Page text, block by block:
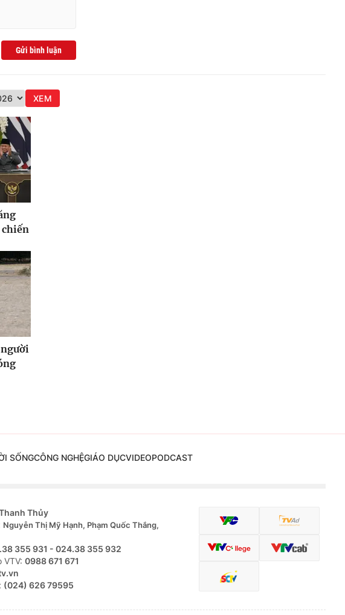
Gửi bình luận
XEM
chiến
SỐNGCÔNG NGHỆGIÁO DỤCVIDEOPODCAST
Thủy
Nguyễn Thị Mỹ Hạnh, Phạm Quốc Thắng,
355 931 - 024.38 355 932
VTV: 0988 671 671
(024) 626 79595